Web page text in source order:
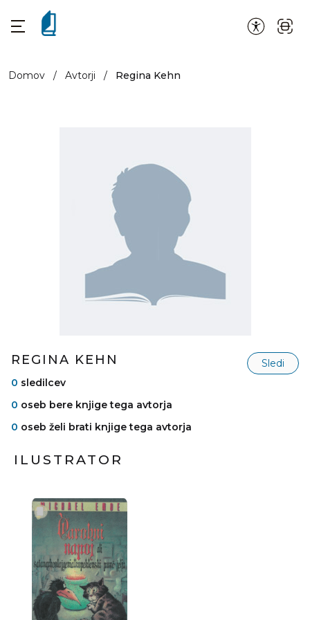
Domov / Avtorji / Regina Kehn
REGINA KEHN
Sledi
0 sledilcev
0 oseb bere knjige tega avtorja
0 oseb želi brati knjige tega avtorja
ILUSTRATOR